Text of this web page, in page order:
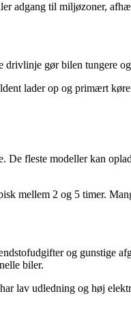
adgang til miljøzoner,
gør bilen tungere
lader op og primært
fleste modeller kan
mellem 2 og 5 timer.
og gunstige
biler.
lav udledning og høj